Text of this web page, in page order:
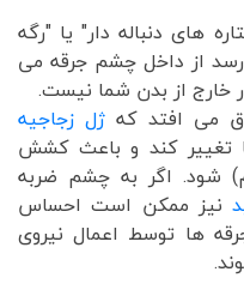
های دنباله دار" یا "رگه
از داخل چشم جرقه می
خارج از بدن شما نیست.
می افتد که ژل زجاجیه
کند و باعث کشش
شود. اگر به چشم ضربه
نیز ممکن است احساس
ها توسط اعمال نیروی